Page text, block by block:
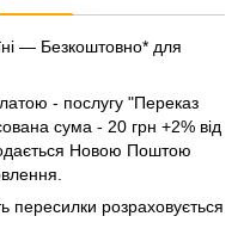
— Безкоштовно* для
- послугу "Переказ
сума - 20 грн +2% від
Новою Поштою
пересилки розраховується